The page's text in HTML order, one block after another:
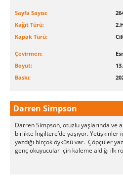
Sayfa Sayısı:
Kağıt Türü:
Kapak Türü:
Çevirmen:
Boyut:
Baskı:
Darren Simpson
Darren Simpson, otuzlu yaşlarında ve
birlikte İngiltere’de yaşıyor. Yetişkinler
yazdığı birçok öyküsü var. Çöpçüler
genç okuyucular için kaleme aldığı ilk